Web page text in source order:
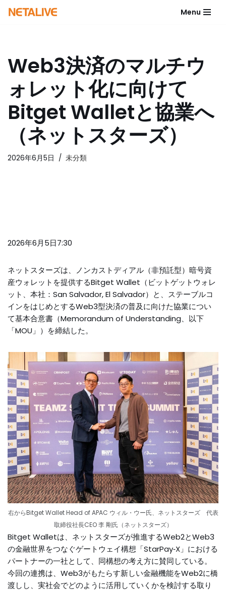
ン
ツ
へ
ス
キ
Menu
Web3決済のマルチウ
ォレット化に向けて
Bitget Walletと協業へ
（ネットスターズ）
2026年6月5日 未分類
2026年6月5日7:30
ネットスターズは、ノンカストディアル（非預託型）暗号資
産ウォレットを提供するBitget Wallet（ビットゲットウォレ
ット、本社：San Salvador, El Salvador）と、ステーブルコ
インをはじめとするWeb3型決済の普及に向けた協業につい
て基本合意書（Memorandum of Understanding、以下
「MOU」）を締結した。
右からBitget Wallet Head of APAC ウィル・ウー氏、ネットスターズ 代表
取締役社長CEO 李 剛氏（ネットスターズ）
Bitget Walletは、ネットスターズが推進するWeb2とWeb3
の金融世界をつなぐゲートウェイ構想「StarPay‑X」における
パートナーの一社として、同構想の考え方に賛同している。
今回の連携は、Web3がもたらす新しい金融機能をWeb2に橋
渡しし、実社会でどのように活用していくかを検討する取り